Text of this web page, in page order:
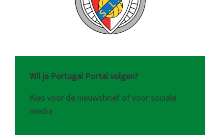
Wil je Portugal Portal volgen?
Kies voor de nieuwsbrief of voor sociale
media